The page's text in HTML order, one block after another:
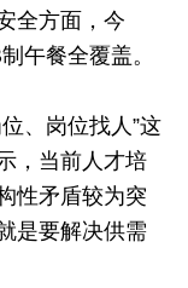
全方面，今
午餐全覆盖。
、岗位找人”这
，当前人才培
性矛盾较为突
是要解决供需